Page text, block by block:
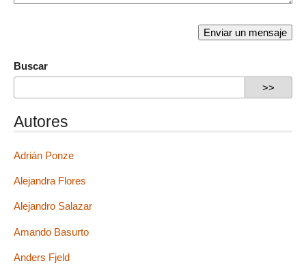
Buscar
Autores
Adrián Ponze
Alejandra Flores
Alejandro Salazar
Amando Basurto
Anders Fjeld